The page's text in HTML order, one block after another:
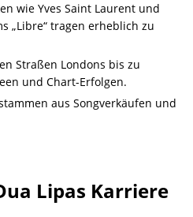
wie Yves Saint Laurent und
„Libre“ tragen erheblich zu
Straßen Londons bis zu
und Chart-Erfolgen.
aus Songverkäufen und
Lipas Karriere